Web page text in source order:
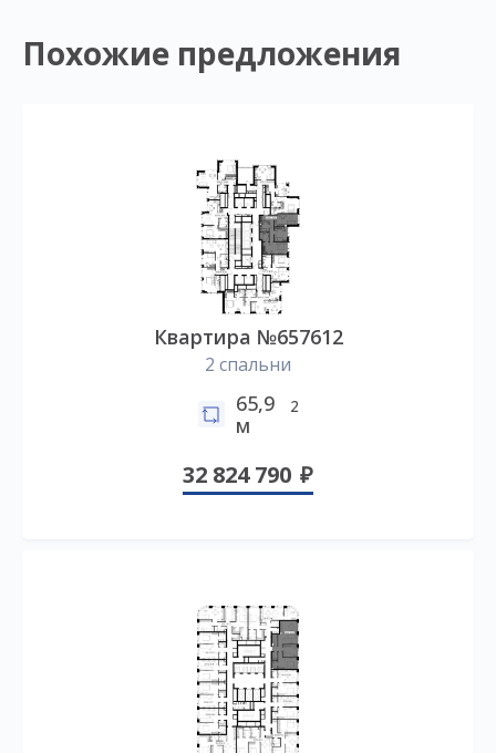
Похожие предложения
Квартира №657612
2 спальни
65,9
м
2
32 824 790